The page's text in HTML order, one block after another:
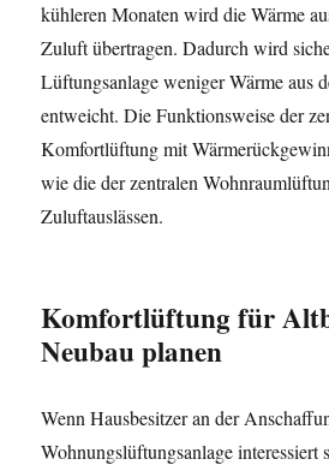
kühleren Monaten wird die Wärme
Zuluft übertragen. Dadurch wird
Lüftungsanlage weniger Wärme aus
entweicht. Die Funktionsweise der
Komfortlüftung mit
wie die der zentralen
Zuluftauslässen.
Komfortlüftung für
Neubau planen
Wenn Hausbesitzer an der
Wohnungslüftungsanlage interessiert